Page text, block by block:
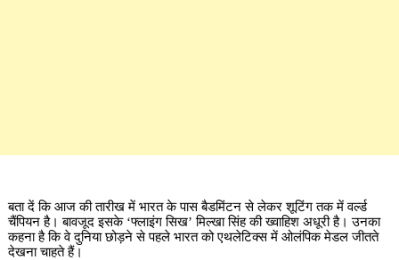
बता दें कि आज की तारीख में भारत के पास बैडमिंटन से लेकर शूटिंग तक में वर्ल्ड
चैंपियन है। बावजूद इसके ‘फ्लाइंग सिख’ मिल्खा सिंह की ख्वाहिश अधूरी है। उनका
कहना है कि वे दुनिया छोड़ने से पहले भारत को एथलेटिक्स में ओलंपिक मेडल जीतते
देखना चाहते हैं।